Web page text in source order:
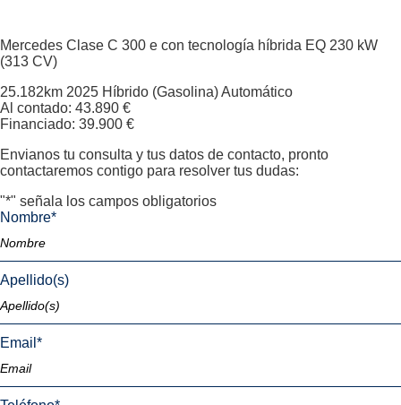
Mercedes Clase C 300 e con tecnología híbrida EQ 230 kW
(313 CV)
25.182km 2025 Híbrido (Gasolina)Automático
Al contado: 43.890 €
Financiado: 39.900 €
Envianos tu consulta y tus datos de contacto, pronto
contactaremos contigo para resolver tus dudas:
"*" señala los campos obligatorios
Nombre*
Apellido(s)
Email *